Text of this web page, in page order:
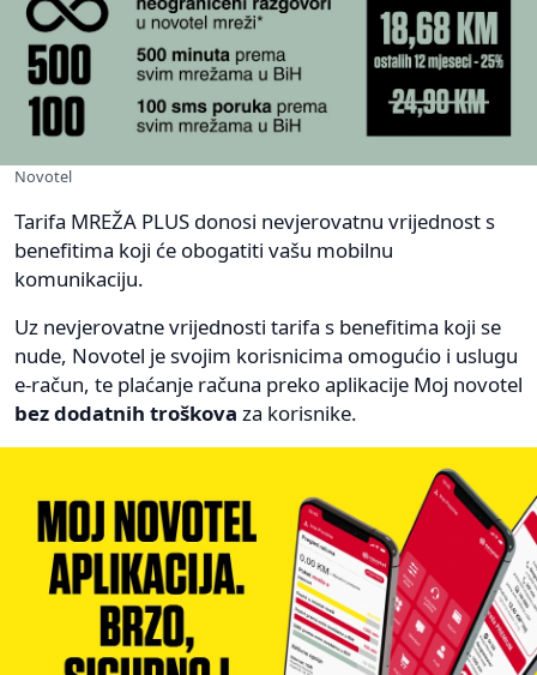
Novotel
Tarifa MREŽA PLUS donosi nevjerovatnu vrijednost s
benefitima koji će obogatiti vašu mobilnu
komunikaciju.
Uz nevjerovatne vrijednosti tarifa s benefitima koji se
nude, Novotel je svojim korisnicima omogućio i uslugu
e-račun, te plaćanje računa preko aplikacije Moj novotel
bez dodatnih troškova za korisnike.